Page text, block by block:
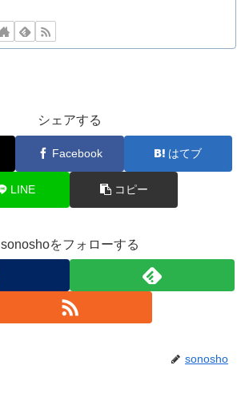
シェアする
Facebook はてブ
LINE コピー
sonoshoをフォローする
sonosho